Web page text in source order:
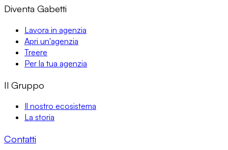
Diventa Gabetti
Lavora in agenzia
Apri un'agenzia
Treere
Per la tua agenzia
Il Gruppo
Il nostro ecosistema
La storia
Contatti